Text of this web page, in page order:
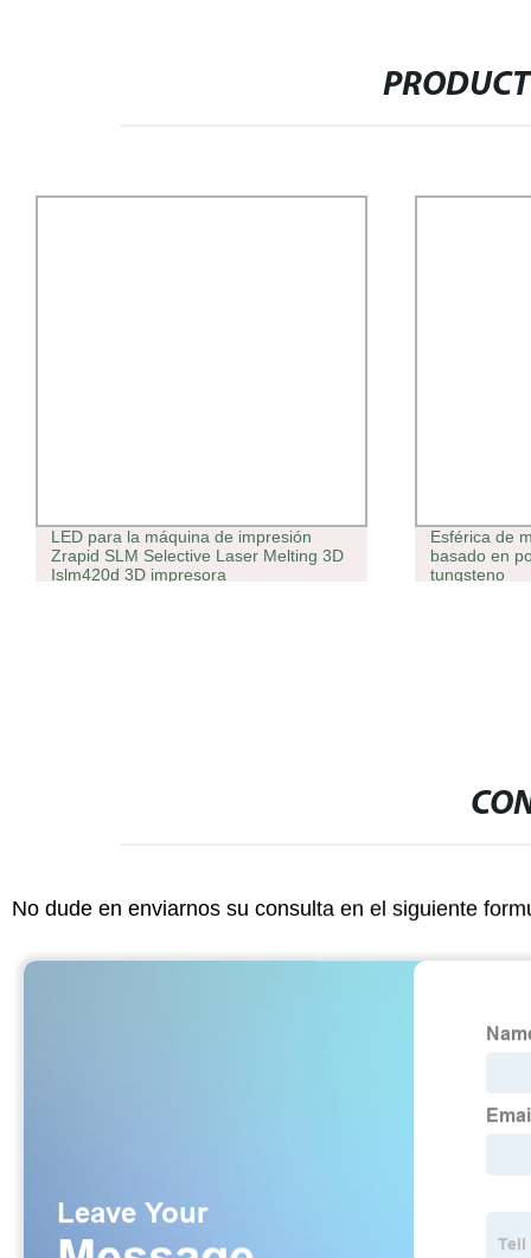
la máquina de impresión
Selective Laser Melting 3D
impresora
Esférica de metal de níquel
basado en polvo de carburo
No dude en enviarnos su consulta en el siguiente